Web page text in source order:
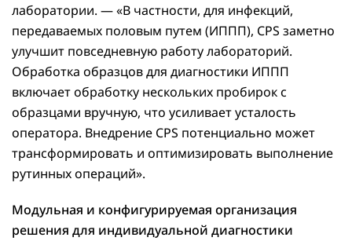
лаборатории. — «В частности, для инфекций,
передаваемых половым путем (ИППП), CPS заметно
улучшит повседневную работу лабораторий.
Обработка образцов для диагностики ИППП
включает обработку нескольких пробирок с
образцами вручную, что усиливает усталость
оператора. Внедрение CPS потенциально может
трансформировать и оптимизировать выполнение
рутинных операций».
Модульная и конфигурируемая организация
решения для индивидуальной диагностики